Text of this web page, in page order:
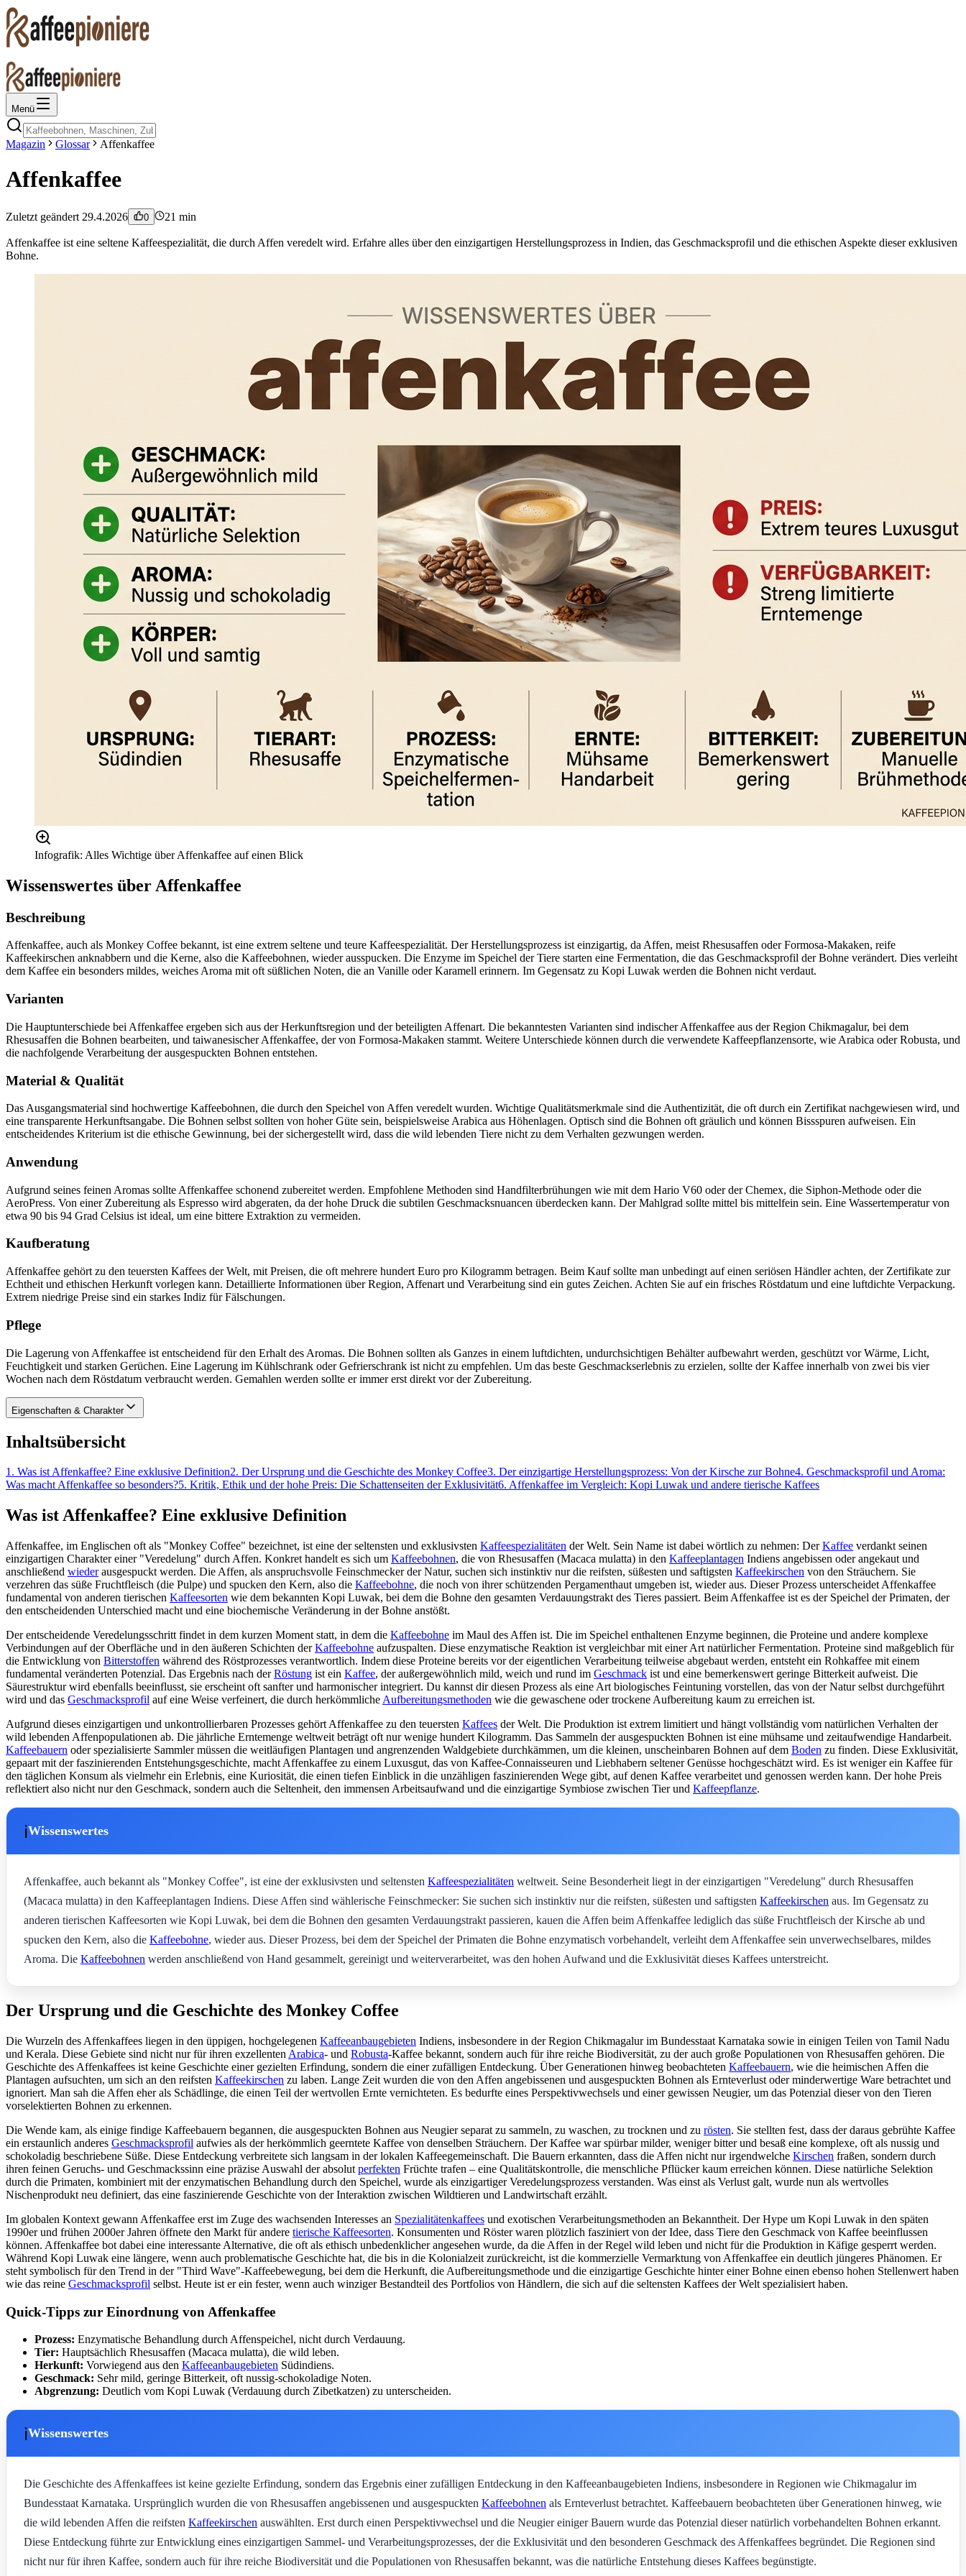
Menü
Magazin Glossar Affenkaffee
Affenkaffee
Zuletzt geändert 29.4.2026 0 21 min
Affenkaffee ist eine seltene Kaffeespezialität, die durch Affen veredelt wird. Erfahre alles über den einzigartigen Herstellungsprozess in Indien, das Geschmacksprofil und die ethischen Aspekte dieser exklusiven
Bohne.
Infografik: Alles Wichtige über Affenkaffee auf einen Blick
Wissenswertes über Affenkaffee
Beschreibung
Affenkaffee, auch als Monkey Coffee bekannt, ist eine extrem seltene und teure Kaffeespezialität. Der Herstellungsprozess ist einzigartig, da Affen, meist Rhesusaffen oder Formosa-Makaken, reife
Kaffeekirschen anknabbern und die Kerne, also die Kaffeebohnen, wieder ausspucken. Die Enzyme im Speichel der Tiere starten eine Fermentation, die das Geschmacksprofil der Bohne verändert. Dies verleiht
dem Kaffee ein besonders mildes, weiches Aroma mit oft süßlichen Noten, die an Vanille oder Karamell erinnern. Im Gegensatz zu Kopi Luwak werden die Bohnen nicht verdaut.
Varianten
Die Hauptunterschiede bei Affenkaffee ergeben sich aus der Herkunftsregion und der beteiligten Affenart. Die bekanntesten Varianten sind indischer Affenkaffee aus der Region Chikmagalur, bei dem
Rhesusaffen die Bohnen bearbeiten, und taiwanesischer Affenkaffee, der von Formosa-Makaken stammt. Weitere Unterschiede können durch die verwendete Kaffeepflanzensorte, wie Arabica oder Robusta, und
die nachfolgende Verarbeitung der ausgespuckten Bohnen entstehen.
Material & Qualität
Das Ausgangsmaterial sind hochwertige Kaffeebohnen, die durch den Speichel von Affen veredelt wurden. Wichtige Qualitätsmerkmale sind die Authentizität, die oft durch ein Zertifikat nachgewiesen wird, und
eine transparente Herkunftsangabe. Die Bohnen selbst sollten von hoher Güte sein, beispielsweise Arabica aus Höhenlagen. Optisch sind die Bohnen oft gräulich und können Bissspuren aufweisen. Ein
entscheidendes Kriterium ist die ethische Gewinnung, bei der sichergestellt wird, dass die wild lebenden Tiere nicht zu dem Verhalten gezwungen werden.
Anwendung
Aufgrund seines feinen Aromas sollte Affenkaffee schonend zubereitet werden. Empfohlene Methoden sind Handfilterbrühungen wie mit dem Hario V60 oder der Chemex, die Siphon-Methode oder die
AeroPress. Von einer Zubereitung als Espresso wird abgeraten, da der hohe Druck die subtilen Geschmacksnuancen überdecken kann. Der Mahlgrad sollte mittel bis mittelfein sein. Eine Wassertemperatur von
etwa 90 bis 94 Grad Celsius ist ideal, um eine bittere Extraktion zu vermeiden.
Kaufberatung
Affenkaffee gehört zu den teuersten Kaffees der Welt, mit Preisen, die oft mehrere hundert Euro pro Kilogramm betragen. Beim Kauf sollte man unbedingt auf einen seriösen Händler achten, der Zertifikate zur
Echtheit und ethischen Herkunft vorlegen kann. Detaillierte Informationen über Region, Affenart und Verarbeitung sind ein gutes Zeichen. Achten Sie auf ein frisches Röstdatum und eine luftdichte Verpackung.
Extrem niedrige Preise sind ein starkes Indiz für Fälschungen.
Pflege
Die Lagerung von Affenkaffee ist entscheidend für den Erhalt des Aromas. Die Bohnen sollten als Ganzes in einem luftdichten, undurchsichtigen Behälter aufbewahrt werden, geschützt vor Wärme, Licht,
Feuchtigkeit und starken Gerüchen. Eine Lagerung im Kühlschrank oder Gefrierschrank ist nicht zu empfehlen. Um das beste Geschmackserlebnis zu erzielen, sollte der Kaffee innerhalb von zwei bis vier
Wochen nach dem Röstdatum verbraucht werden. Gemahlen werden sollte er immer erst direkt vor der Zubereitung.
Eigenschaften & Charakter
Inhaltsübersicht
1. Was ist Affenkaffee? Eine exklusive Definition2. Der Ursprung und die Geschichte des Monkey Coffee3. Der einzigartige Herstellungsprozess: Von der Kirsche zur Bohne4. Geschmacksprofil und Aroma:
Was macht Affenkaffee so besonders?5. Kritik, Ethik und der hohe Preis: Die Schattenseiten der Exklusivität6. Affenkaffee im Vergleich: Kopi Luwak und andere tierische Kaffees
Was ist Affenkaffee? Eine exklusive Definition
Affenkaffee, im Englischen oft als "Monkey Coffee" bezeichnet, ist eine der seltensten und exklusivsten Kaffeespezialitäten der Welt. Sein Name ist dabei wörtlich zu nehmen: DerKaffee verdankt seinen
einzigartigen Charakter einer "Veredelung" durch Affen. Konkret handelt es sich um Kaffeebohnen, die von Rhesusaffen (Macaca mulatta) in den Kaffeeplantagen Indiens angebissen oder angekaut und
anschließend wiederausgespuckt werden. Die Affen, als anspruchsvolle Feinschmecker der Natur, suchen sich instinktiv nur die reifsten, süßesten und saftigsten Kaffeekirschen von den Sträuchern. Sie
verzehren das süße Fruchtfleisch (die Pulpe) und spucken den Kern, also die Kaffeebohne, die noch von ihrer schützenden Pergamenthaut umgeben ist, wieder aus. Dieser Prozess unterscheidet Affenkaffee
fundamental von anderen tierischen Kaffeesorten wie dem bekannten Kopi Luwak, bei dem die Bohne den gesamten Verdauungstrakt des Tieres passiert. Beim Affenkaffee ist es der Speichel der Primaten, der
den entscheidenden Unterschied macht und eine biochemische Veränderung in der Bohne anstößt.
Der entscheidende Veredelungsschritt findet in dem kurzen Moment statt, in dem die Kaffeebohne im Maul des Affen ist. Die im Speichel enthaltenen Enzyme beginnen, die Proteine und andere komplexe
Verbindungen auf der Oberfläche und in den äußeren Schichten derKaffeebohne aufzuspalten. Diese enzymatische Reaktion ist vergleichbar mit einer Art natürlicher Fermentation. Proteine sind maßgeblich für
die Entwicklung von Bitterstoffen während des Röstprozesses verantwortlich. Indem diese Proteine bereits vor der eigentlichen Verarbeitung teilweise abgebaut werden, entsteht ein Rohkaffee mit einem
fundamental veränderten Potenzial. Das Ergebnis nach derRöstung ist ein Kaffee, der außergewöhnlich mild, weich und rund im Geschmack ist und eine bemerkenswert geringe Bitterkeit aufweist. Die
Säurestruktur wird ebenfalls beeinflusst, sie erscheint oft sanfter und harmonischer integriert. Du kannst dir diesen Prozess als eine Art biologisches Feintuning vorstellen, das von der Natur selbst durchgeführt
wird und das Geschmacksprofil auf eine Weise verfeinert, die durch herkömmliche Aufbereitungsmethoden wie die gewaschene oder trockene Aufbereitung kaum zu erreichen ist.
Aufgrund dieses einzigartigen und unkontrollierbaren Prozesses gehört Affenkaffee zu den teuersten Kaffees der Welt. Die Produktion ist extrem limitiert und hängt vollständig vom natürlichen Verhalten der
wild lebenden Affenpopulationen ab. Die jährliche Erntemenge weltweit beträgt oft nur wenige hundert Kilogramm. Das Sammeln der ausgespuckten Bohnen ist eine mühsame und zeitaufwendige Handarbeit.
Kaffeebauern oder spezialisierte Sammler müssen die weitläufigen Plantagen und angrenzenden Waldgebiete durchkämmen, um die kleinen, unscheinbaren Bohnen auf dem Boden zu finden. Diese Exklusivität,
gepaart mit der faszinierenden Entstehungsgeschichte, macht Affenkaffee zu einem Luxusgut, das von Kaffee-Connaisseuren und Liebhabern seltener Genüsse hochgeschätzt wird. Es ist weniger ein Kaffee für
den täglichen Konsum als vielmehr ein Erlebnis, eine Kuriosität, die einen tiefen Einblick in die unzähligen faszinierenden Wege gibt, auf denen Kaffee verarbeitet und genossen werden kann. Der hohe Preis
reflektiert also nicht nur den Geschmack, sondern auch die Seltenheit, den immensen Arbeitsaufwand und die einzigartige Symbiose zwischen Tier und Kaffeepflanze.
ℹ️Wissenswertes
Affenkaffee, auch bekannt als "Monkey Coffee", ist eine der exklusivsten und seltensten Kaffeespezialitäten weltweit. Seine Besonderheit liegt in der einzigartigen "Veredelung" durch Rhesusaffen
(Macaca mulatta) in den Kaffeeplantagen Indiens. Diese Affen sind wählerische Feinschmecker: Sie suchen sich instinktiv nur die reifsten, süßesten und saftigsten Kaffeekirschen aus. Im Gegensatz zu
anderen tierischen Kaffeesorten wie Kopi Luwak, bei dem die Bohnen den gesamten Verdauungstrakt passieren, kauen die Affen beim Affenkaffee lediglich das süße Fruchtfleisch der Kirsche ab und
spucken den Kern, also die Kaffeebohne, wieder aus. Dieser Prozess, bei dem der Speichel der Primaten die Bohne enzymatisch vorbehandelt, verleiht dem Affenkaffee sein unverwechselbares, mildes
Aroma. Die Kaffeebohnen werden anschließend von Hand gesammelt, gereinigt und weiterverarbeitet, was den hohen Aufwand und die Exklusivität dieses Kaffees unterstreicht.
Der Ursprung und die Geschichte des Monkey Coffee
Die Wurzeln des Affenkaffees liegen in den üppigen, hochgelegenen Kaffeeanbaugebieten Indiens, insbesondere in der Region Chikmagalur im Bundesstaat Karnataka sowie in einigen Teilen von Tamil Nadu
und Kerala. Diese Gebiete sind nicht nur für ihren exzellenten Arabica- und Robusta-Kaffee bekannt, sondern auch für ihre reiche Biodiversität, zu der auch große Populationen von Rhesusaffen gehören. Die
Geschichte des Affenkaffees ist keine Geschichte einer gezielten Erfindung, sondern die einer zufälligen Entdeckung. Über Generationen hinweg beobachteten Kaffeebauern, wie die heimischen Affen die
Plantagen aufsuchten, um sich an den reifsten Kaffeekirschen zu laben. Lange Zeit wurden die von den Affen angebissenen und ausgespuckten Bohnen als Ernteverlust oder minderwertige Ware betrachtet und
ignoriert. Man sah die Affen eher als Schädlinge, die einen Teil der wertvollen Ernte vernichteten. Es bedurfte eines Perspektivwechsels und einer gewissen Neugier, um das Potenzial dieser von den Tieren
vorselektierten Bohnen zu erkennen.
Die Wende kam, als einige findige Kaffeebauern begannen, die ausgespuckten Bohnen aus Neugier separat zu sammeln, zu waschen, zu trocknen und zu rösten. Sie stellten fest, dass der daraus gebrühte Kaffee
ein erstaunlich anderes Geschmacksprofil aufwies als der herkömmlich geerntete Kaffee von denselben Sträuchern. Der Kaffee war spürbar milder, weniger bitter und besaß eine komplexe, oft als nussig und
schokoladig beschriebene Süße. Diese Entdeckung verbreitete sich langsam in der lokalen Kaffeegemeinschaft. Die Bauern erkannten, dass die Affen nicht nur irgendwelche Kirschen fraßen, sondern durch
ihren feinen Geruchs- und Geschmackssinn eine präzise Auswahl der absolut perfekten Früchte trafen – eine Qualitätskontrolle, die menschliche Pflücker kaum erreichen können. Diese natürliche Selektion
durch die Primaten, kombiniert mit der enzymatischen Behandlung durch den Speichel, wurde als einzigartiger Veredelungsprozess verstanden. Was einst als Verlust galt, wurde nun als wertvolles
Nischenprodukt neu definiert, das eine faszinierende Geschichte von der Interaktion zwischen Wildtieren und Landwirtschaft erzählt.
Im globalen Kontext gewann Affenkaffee erst im Zuge des wachsenden Interesses an Spezialitätenkaffees und exotischen Verarbeitungsmethoden an Bekanntheit. Der Hype um Kopi Luwak in den späten
1990er und frühen 2000er Jahren öffnete den Markt für andere tierische Kaffeesorten. Konsumenten und Röster waren plötzlich fasziniert von der Idee, dass Tiere den Geschmack von Kaffee beeinflussen
können. Affenkaffee bot dabei eine interessante Alternative, die oft als ethisch unbedenklicher angesehen wurde, da die Affen in der Regel wild leben und nicht für die Produktion in Käfige gesperrt werden.
Während Kopi Luwak eine längere, wenn auch problematische Geschichte hat, die bis in die Kolonialzeit zurückreicht, ist die kommerzielle Vermarktung von Affenkaffee ein deutlich jüngeres Phänomen. Er
steht symbolisch für den Trend in der "Third Wave"-Kaffeebewegung, bei dem die Herkunft, die Aufbereitungsmethode und die einzigartige Geschichte hinter einer Bohne einen ebenso hohen Stellenwert haben
wie das reine Geschmacksprofil selbst. Heute ist er ein fester, wenn auch winziger Bestandteil des Portfolios von Händlern, die sich auf die seltensten Kaffees der Welt spezialisiert haben.
Quick-Tipps zur Einordnung von Affenkaffee
Prozess: Enzymatische Behandlung durch Affenspeichel, nicht durch Verdauung.
Tier: Hauptsächlich Rhesusaffen (Macaca mulatta), die wild leben.
Herkunft: Vorwiegend aus den Kaffeeanbaugebieten Südindiens.
Geschmack: Sehr mild, geringe Bitterkeit, oft nussig-schokoladige Noten.
Abgrenzung: Deutlich vom Kopi Luwak (Verdauung durch Zibetkatzen) zu unterscheiden.
ℹ️Wissenswertes
Die Geschichte des Affenkaffees ist keine gezielte Erfindung, sondern das Ergebnis einer zufälligen Entdeckung in den Kaffeeanbaugebieten Indiens, insbesondere in Regionen wie Chikmagalur im
Bundesstaat Karnataka. Ursprünglich wurden die von Rhesusaffen angebissenen und ausgespuckten Kaffeebohnen als Ernteverlust betrachtet. Kaffeebauern beobachteten über Generationen hinweg, wie
die wild lebenden Affen die reifsten Kaffeekirschen auswählten. Erst durch einen Perspektivwechsel und die Neugier einiger Bauern wurde das Potenzial dieser natürlich vorbehandelten Bohnen erkannt.
Diese Entdeckung führte zur Entwicklung eines einzigartigen Sammel- und Verarbeitungsprozesses, der die Exklusivität und den besonderen Geschmack des Affenkaffees begründet. Die Regionen sind
nicht nur für ihren Kaffee, sondern auch für ihre reiche Biodiversität und die Populationen von Rhesusaffen bekannt, was die natürliche Entstehung dieses Kaffees begünstigte.